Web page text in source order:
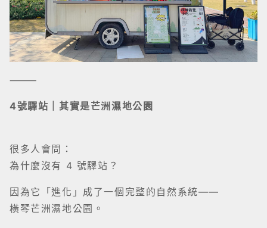
⸻
4號驛站｜其實是芒洲濕地公園
很多人會問：
為什麼沒有 4 號驛站？
因為它「進化」成了一個完整的自然系統——
橫琴芒洲濕地公園。